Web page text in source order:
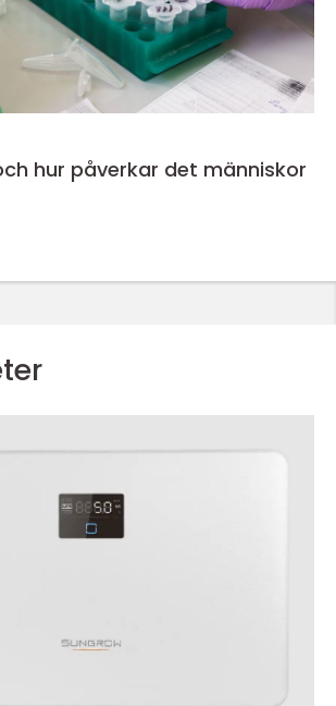
hur påverkar det människor